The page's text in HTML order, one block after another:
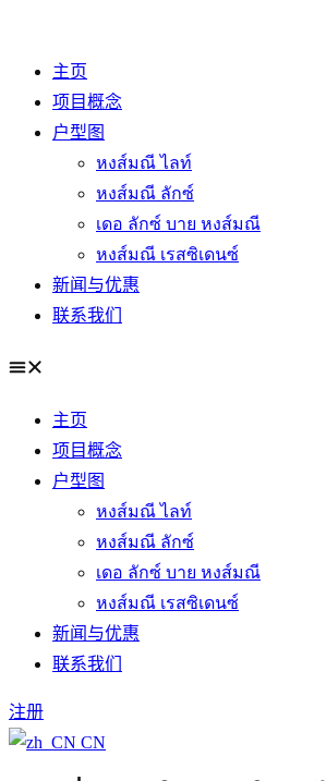
content
主页
项目概念
户型图
หงส์มณี ไลท์
หงส์มณี ลักซ์
เดอ ลักซ์ บาย หงส์มณี
หงส์มณี เรสซิเดนซ์
新闻与优惠
联系我们
主页
项目概念
户型图
หงส์มณี ไลท์
หงส์มณี ลักซ์
เดอ ลักซ์ บาย หงส์มณี
หงส์มณี เรสซิเดนซ์
新闻与优惠
联系我们
注册
CN